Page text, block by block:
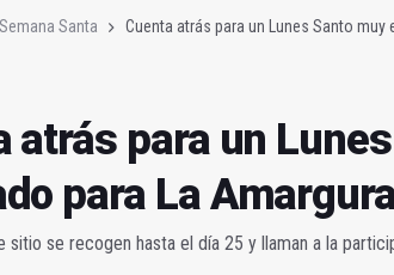
Semana Santa Cuenta atrás para un Lunes Santo muy
atrás para un
para La
sitio se recogen hasta el día 25 y llaman a la